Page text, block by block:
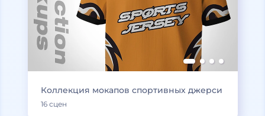
Коллекция мокапов спортивных джерси
16 сцен